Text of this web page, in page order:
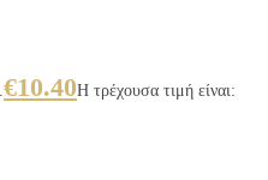
€10.40Η τρέχουσα τιμή είναι: